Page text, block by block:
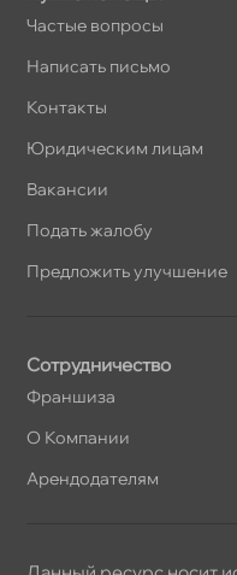
Частые вопросы
Написать письмо
Контакты
Юридическим лицам
акансии
Подать жалобу
Предложить улучшение
Сотрудничество
Франшиза
О Компании
Арендодателям